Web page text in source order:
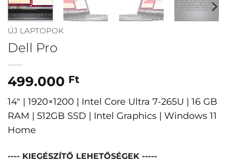
ÚJ LAPTOPOK
Dell Pro
499.000 Ft
14″ | 1920×1200 | Intel Core Ultra 7-265U | 16 GB
RAM | 512GB SSD | Intel Graphics | Windows 11
Home
---- KIEGÉSZÍTŐ LEHETŐSÉGEK -----